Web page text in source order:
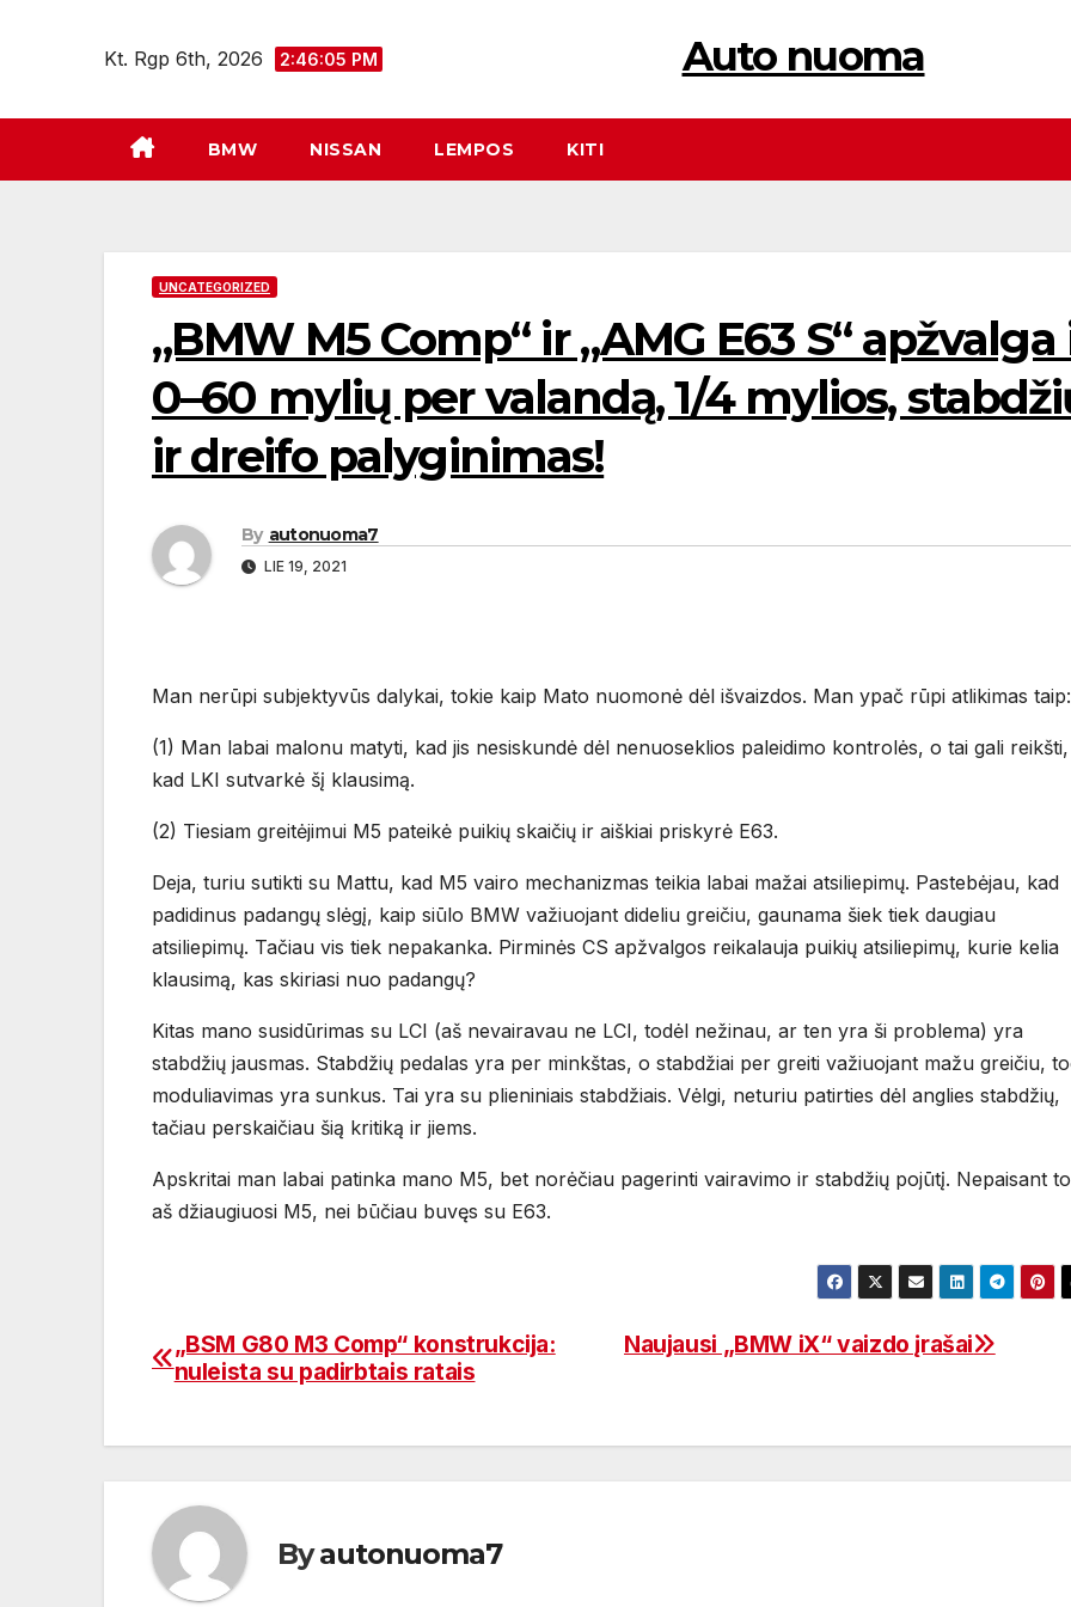
Kt. Rgp 6th, 2026 2:46:06 PM Auto nuoma
BMW NISSAN LEMPOS KITI
UNCATEGORIZED
„BMW M5 Comp“ ir „AMG E63 S“ apžvalga
0–60 mylių per valandą, 1/4 mylios,
ir dreifo palyginimas!
By autonuoma7
LIE 19, 2021
Man nerūpi subjektyvūs dalykai, tokie kaip Mato nuomonė dėl išvaizdos. Man ypač rūpi atlikimas taip:
(1) Man labai malonu matyti, kad jis nesiskundė dėl nenuoseklios paleidimo kontrolės, o tai gali reikšti,
kad LKI sutvarkė šį klausimą.
(2) Tiesiam greitėjimui M5 pateikė puikių skaičių ir aiškiai priskyrė E63.
Deja, turiu sutikti su Mattu, kad M5 vairo mechanizmas teikia labai mažai atsiliepimų. Pastebėjau, kad
padidinus padangų slėgį, kaip siūlo BMW važiuojant dideliu greičiu, gaunama šiek tiek daugiau
atsiliepimų. Tačiau vis tiek nepakanka. Pirminės CS apžvalgos reikalauja puikių atsiliepimų, kurie kelia
klausimą, kas skiriasi nuo padangų?
Kitas mano susidūrimas su LCI (aš nevairavau ne LCI, todėl nežinau, ar ten yra ši problema) yra
stabdžių jausmas. Stabdžių pedalas yra per minkštas, o stabdžiai per greiti važiuojant mažu greičiu,
moduliavimas yra sunkus. Tai yra su plieniniais stabdžiais. Vėlgi, neturiu patirties dėl anglies stabdžių,
tačiau perskaičiau šią kritiką ir jiems.
Apskritai man labai patinka mano M5, bet norėčiau pagerinti vairavimo ir stabdžių pojūtį. Nepaisant
aš džiaugiuosi M5, nei būčiau buvęs su E63.
Navigacija
įrašų
Naujausi „BMW iX“ vaizdo įrašai
„BSM G80 M3 Comp“ konstrukcija:
nuleista su padirbtais ratais
Byautonuoma7